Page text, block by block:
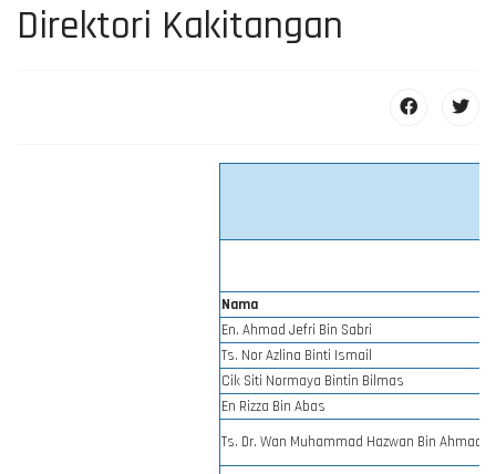
Direktori Kakitangan
Nama
En. Ahmad Jefri Bin Sabri
Ts. Nor Azlina Binti Ismail
Cik Siti Normaya Bintin Bilmas
En Rizza Bin Abas
Ts. Dr. Wan Muhammad Hazwan Bin Ahmad